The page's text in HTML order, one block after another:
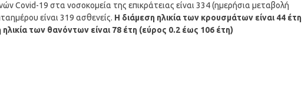
Covid-19 στα νοσοκομεία της επικράτειας είναι 334 (ημερήσια μεταβολή
είναι 319 ασθενείς. Η διάμεση ηλικία των κρουσμάτων είναι 44 έτη
των θανόντων είναι 78 έτη (εύρος 0.2 έως 106 έτη)